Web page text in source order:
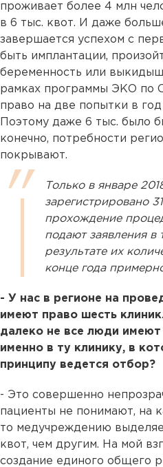
проживает более 4 млн
в 6 тыс. квот. И даже
завершается успехом с
быть имплантации,
беременность или
рамках программы ЭКО по
право на две попытки в
Поэтому даже 6 тыс. было
конечно, потребности
покрывают.
Только в январе
зарегистрировано
прохождение
подают заявления в
результате их
конце года
- У нас в регионе на
имеют право шесть
далеко не все люди
именно в ту клинику, в
принципу ведется отбор?
- Это совершенно
пациенты не понимают, на
то медучреждению
квот, чем другим. На мой
создание единого общего